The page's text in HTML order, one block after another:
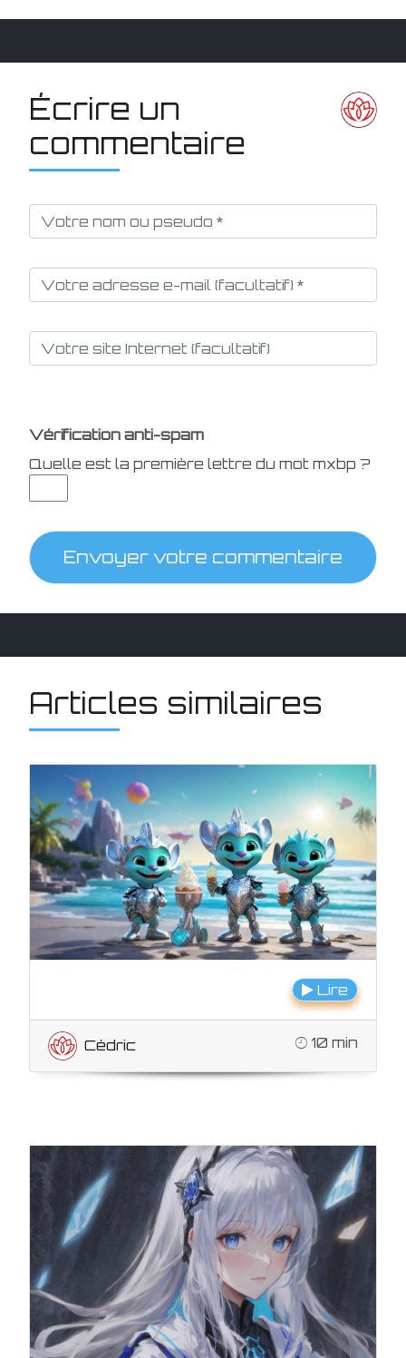
Écrire un
commentaire
Vérification anti-spam
Quelle est la première lettre du mot mxbp ?
Envoyer votre commentaire
Articles similaires
Lire
Cédric 10 min